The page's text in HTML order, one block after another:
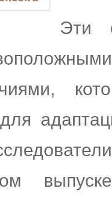
Эти